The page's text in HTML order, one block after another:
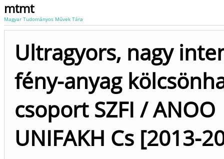
mtmt
Magyar Tudományos Művek Tára
Ultragyors, nagy
fény-anyag
csoport SZFI / ANOO
UNIFAKH Cs [2013-